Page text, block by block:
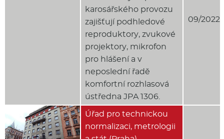
09/2022
karosářského provozu
zajišťují podhledové
reproduktory, zvukové
projektory, mikrofon
pro hlášení a v
neposlední řadě
komfortní rozhlasová
ústředna JPA 1306.
Úřad pro technickou
normalizaci, metrologii